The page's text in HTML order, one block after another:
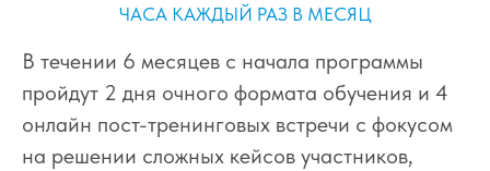
ЧАСА КАЖДЫЙ РАЗ В МЕСЯЦ
В течении 6 месяцев с начала программы
пройдут 2 дня очного формата обучения и 4
онлайн пост-тренинговых встречи с фокусом
на решении сложных кейсов участников,